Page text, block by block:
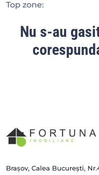
Top zone:
Nu s-au
Brașov, Calea București,